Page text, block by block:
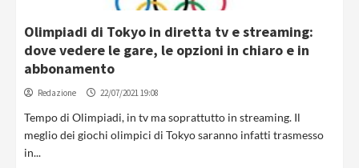
Olimpiadi di Tokyo in diretta tv e streaming:
dove vedere le gare, le opzioni in chiaro e in
abbonamento
Redazione 22/07/2021 19:08
Tempo di Olimpiadi, in tv ma soprattutto in streaming. Il
meglio dei giochi olimpici di Tokyo saranno infatti trasmesso
in...